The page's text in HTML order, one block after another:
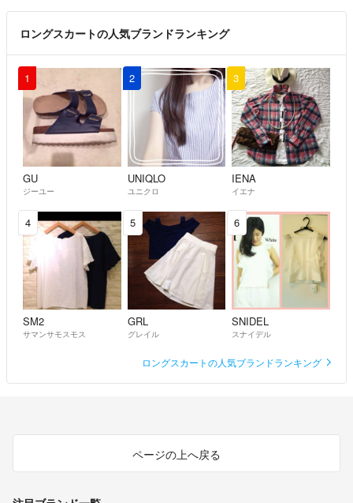
ロングスカートの人気ブランドランキング
1
GU
ジーユー
2
UNIQLO
ユニクロ
3
IENA
イエナ
4
SM2
サマンサモスモス
5
GRL
グレイル
6
SNIDEL
スナイデル
ロングスカートの人気ブランドランキング
ページの上へ戻る